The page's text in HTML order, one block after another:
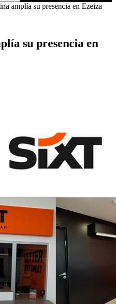
amplía su presencia en Ezeiza
su presencia en